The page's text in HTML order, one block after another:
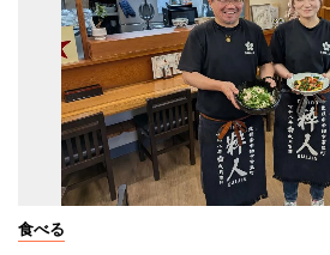
食べる